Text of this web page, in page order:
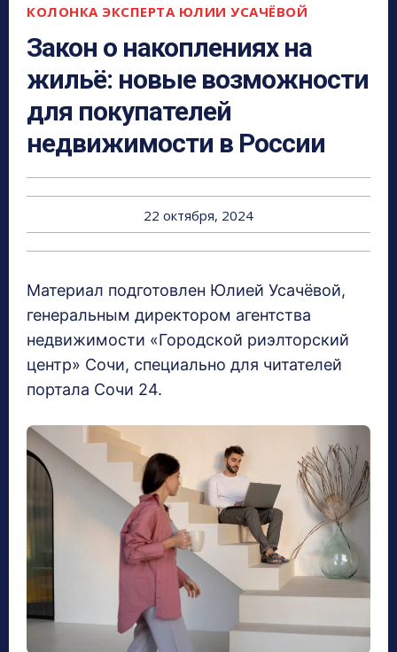
КОЛОНКА ЭКСПЕРТА ЮЛИИ УСАЧЁВОЙ
Закон о накоплениях на
жильё: новые возможности
для покупателей
недвижимости в России
22 октября, 2024
Материал подготовлен Юлией Усачёвой,
генеральным директором агентства
недвижимости «Городской риэлторский
центр» Сочи, специально для читателей
портала Сочи 24.